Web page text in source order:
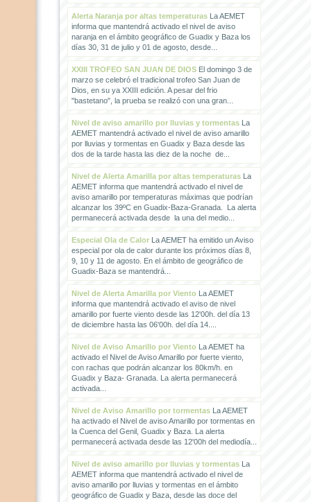
Alerta Naranja por altas temperaturasLa AEMET
informa que mantendrá activado el nivel de aviso
naranja en el ámbito geográfico de Guadix y Baza los
días 30, 31 de julio y 01 de agosto, desde...
XXIII TROFEO SAN JUAN DE DIOSEl domingo 3 de
marzo se celebró el tradicional trofeo San Juan de
Dios, en su ya XXIII edición. A pesar del frio
"bastetano", la prueba se realizó con una gran...
Nivel de aviso amarillo por lluvias y tormentasLa
AEMET mantendrá activado el nivel de aviso amarillo
por lluvias y tormentas en Guadix y Baza desde las
dos de la tarde hasta las diez de la noche de...
Nivel de Alerta Amarilla por altas temperaturasLa
AEMET informa que mantendrá activado el nivel de
aviso amarillo por temperaturas máximas que podrían
alcanzar los 39ºC en Guadix-Baza-Granada. La alerta
permanecerá activada desde la una del medio...
Especial Ola de CalorLa AEMET ha emitido un Aviso
especial por ola de calor durante los próximos días 8,
9, 10 y 11 de agosto. En el ámbito de geográfico de
Guadix-Baza se mantendrá...
Nivel de Alerta Amarilla por VientoLa AEMET
informa que mantendrá activado el aviso de nivel
amarillo por fuerte viento desde las 12'00h. del día 13
de diciembre hasta las 06'00h. del día 14....
Nivel de Aviso Amarillo por VientoLa AEMET ha
activado el Nivel de Aviso Amarillo por fuerte viento,
con rachas que podrán alcanzar los 80km/h. en
Guadix y Baza- Granada. La alerta permanecerá
activada...
Nivel de Aviso Amarillo por tormentasLa AEMET
ha activado el Nivel de aviso Amarillo por tormentas en
la Cuenca del Genil, Guadix y Baza. La alerta
permanecerá activada desde las 12'00h del mediodía...
Nivel de aviso amarillo por lluvias y tormentasLa
AEMET informa que mantendrá activado el nivel de
aviso amarillo por lluvias y tormentas en el ámbito
geográfico de Guadix y Baza, desde las doce del